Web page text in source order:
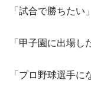
「試合で勝ちたい」
「甲子園に出場し
「プロ野球選手に